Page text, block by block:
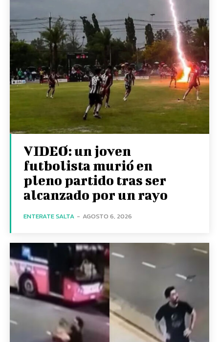
VIDEO: un joven
futbolista murió en
pleno partido tras ser
alcanzado por un rayo
ENTERATE SALTA - AGOSTO 6, 2026